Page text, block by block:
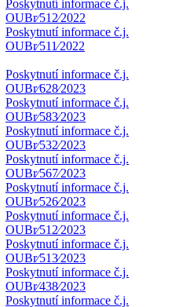
Poskytnutí informace č.j.
OUBr⁄512⁄2022
Poskytnutí informace č.j.
OUBr⁄511⁄2022
Poskytnutí informace č.j.
OUBr⁄628⁄2023
Poskytnutí informace č.j.
OUBr⁄583⁄2023
Poskytnutí informace č.j.
OUBr⁄532⁄2023
Poskytnutí informace č.j.
OUBr⁄567⁄2023
Poskytnutí informace č.j.
OUBr⁄526⁄2023
Poskytnutí informace č.j.
OUBr⁄512⁄2023
Poskytnutí informace č.j.
OUBr⁄513⁄2023
Poskytnutí informace č.j.
OUBr⁄438⁄2023
Poskytnutí informace č.j.